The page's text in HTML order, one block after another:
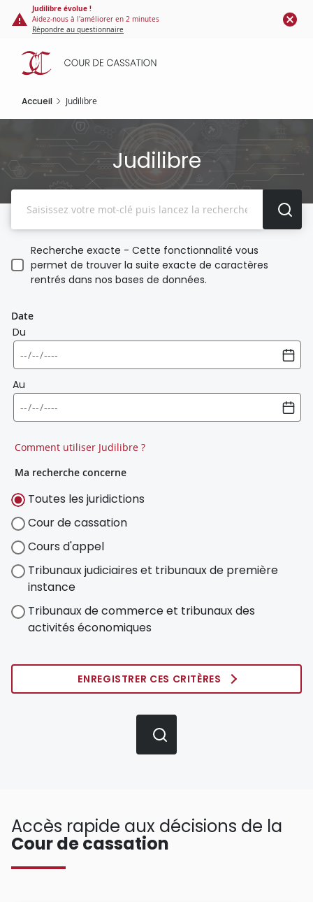
Panneau de gestion des cookies
contenu
principal
Judilibre évolue !
Aidez-nous à l'améliorer en 2 minutes
Répondre au questionnaire
Accueil Judilibre
Judilibre
Recherche exacte - Cette fonctionnalité vous
permet de trouver la suite exacte de caractères
rentrés dans nos bases de données.
Date
Du
Au
Comment utiliser Judilibre ?
Ma recherche concerne
Toutes les juridictions
Cour de cassation
Cours d'appel
Tribunaux judiciaires et tribunaux de première
instance
Tribunaux de commerce et tribunaux des
activités économiques
ENREGISTRER CES CRITÈRES
Accès rapide aux décisions de la
Cour de cassation